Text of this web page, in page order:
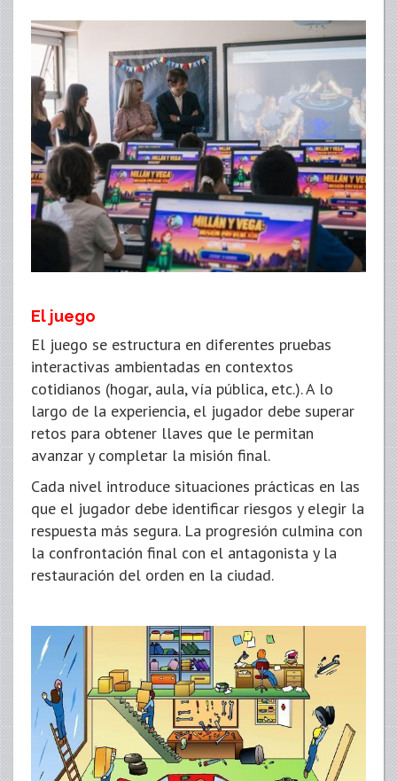
El juego
El juego se estructura en diferentes pruebas
interactivas ambientadas en contextos
cotidianos (hogar, aula, vía pública, etc.). A lo
largo de la experiencia, el jugador debe superar
retos para obtener llaves que le permitan
avanzar y completar la misión final.
Cada nivel introduce situaciones prácticas en las
que el jugador debe identificar riesgos y elegir la
respuesta más segura. La progresión culmina con
la confrontación final con el antagonista y la
restauración del orden en la ciudad.